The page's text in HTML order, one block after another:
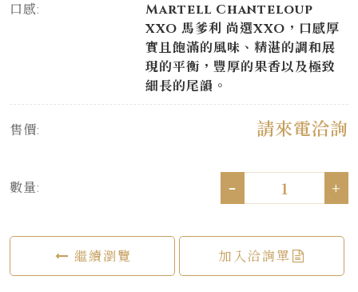
口感:
Martell Chanteloup
XXO 馬爹利 尚選XXO，口感厚
實且飽滿的風味、精湛的調和展
現的平衡，豐厚的果香以及極致
細長的尾韻。
售價: 請來電洽詢
數量: - +
繼續瀏覽 加入洽詢單